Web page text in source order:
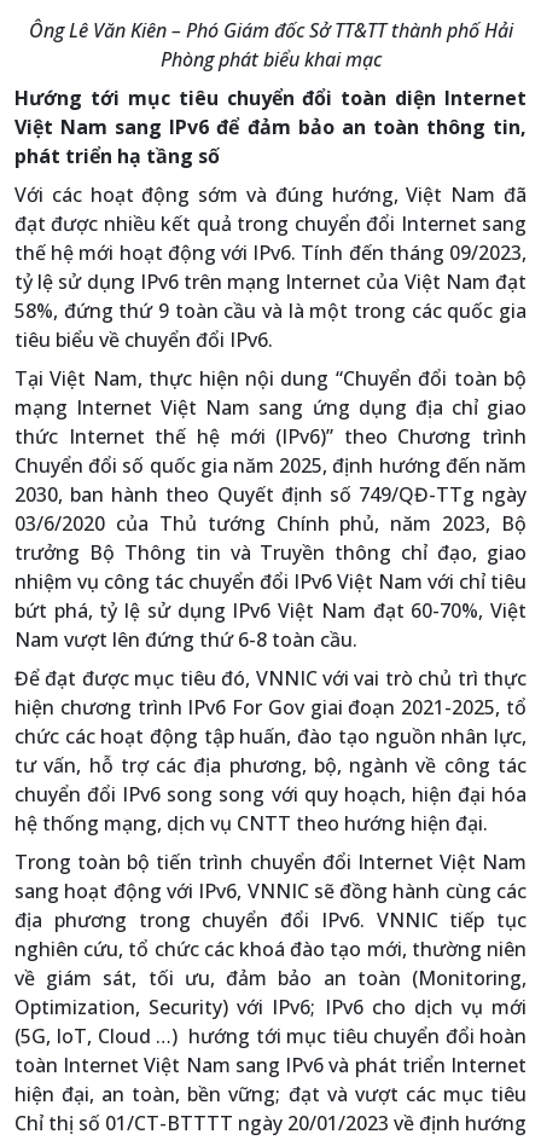
Ông Lê Văn Kiên – Phó Giám đốc Sở TT&TT thành phố Hải
Phòng phát biểu khai mạc
Hướng tới mục tiêu chuyển đổi toàn diện Internet
Việt Nam sang IPv6 để đảm bảo an toàn thông tin,
phát triển hạ tầng số
Với các hoạt động sớm và đúng hướng, Việt Nam đã
đạt được nhiều kết quả trong chuyển đổi Internet sang
thế hệ mới hoạt động với IPv6. Tính đến tháng 09/2023,
tỷ lệ sử dụng IPv6 trên mạng Internet của Việt Nam đạt
58%, đứng thứ 9 toàn cầu và là một trong các quốc gia
tiêu biểu về chuyển đổi IPv6.
Tại Việt Nam, thực hiện nội dung “Chuyển đổi toàn bộ
mạng Internet Việt Nam sang ứng dụng địa chỉ giao
thức Internet thế hệ mới (IPv6)” theo Chương trình
Chuyển đổi số quốc gia năm 2025, định hướng đến năm
2030, ban hành theo Quyết định số 749/QĐ-TTg ngày
03/6/2020 của Thủ tướng Chính phủ, năm 2023, Bộ
trưởng Bộ Thông tin và Truyền thông chỉ đạo, giao
nhiệm vụ công tác chuyển đổi IPv6 Việt Nam với chỉ tiêu
bứt phá, tỷ lệ sử dụng IPv6 Việt Nam đạt 60-70%, Việt
Nam vượt lên đứng thứ 6-8 toàn cầu.
Để đạt được mục tiêu đó, VNNIC với vai trò chủ trì thực
hiện chương trình IPv6 For Gov giai đoạn 2021-2025, tổ
chức các hoạt động tập huấn, đào tạo nguồn nhân lực,
tư vấn, hỗ trợ các địa phương, bộ, ngành về công tác
chuyển đổi IPv6 song song với quy hoạch, hiện đại hóa
hệ thống mạng, dịch vụ CNTT theo hướng hiện đại.
Trong toàn bộ tiến trình chuyển đổi Internet Việt Nam
sang hoạt động với IPv6, VNNIC sẽ đồng hành cùng các
địa phương trong chuyển đổi IPv6. VNNIC tiếp tục
nghiên cứu, tổ chức các khoá đào tạo mới, thường niên
về giám sát, tối ưu, đảm bảo an toàn (Monitoring,
Optimization, Security) với IPv6; IPv6 cho dịch vụ mới
(5G, IoT, Cloud …) hướng tới mục tiêu chuyển đổi hoàn
toàn Internet Việt Nam sang IPv6 và phát triển Internet
hiện đại, an toàn, bền vững; đạt và vượt các mục tiêu
Chỉ thị số 01/CT-BTTTT ngày 20/01/2023 về định hướng